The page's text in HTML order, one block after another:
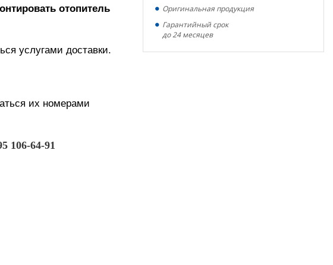
Оригинальная продукция
Гарантийный срок
до 24 месяцев
отопитель
услугами доставки.
их номерами
106-64-91